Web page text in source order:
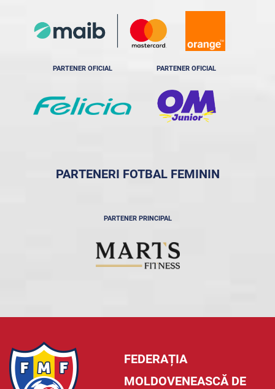
PARTENER OFICIAL PARTENER OFICIAL
PARTENERI FOTBAL FEMININ
PARTENER PRINCIPAL
FEDERAȚIA
MOLDOVENEASCĂ DE